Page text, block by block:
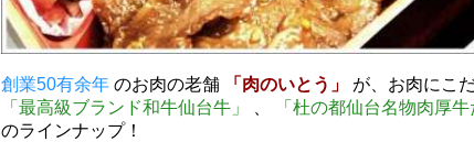
創業50有余年 のお肉の老舗 「肉のいとう」
が、お肉にこ
「最高級ブランド和牛仙台牛」
「杜の都仙台名物肉厚牛
のラインナップ！